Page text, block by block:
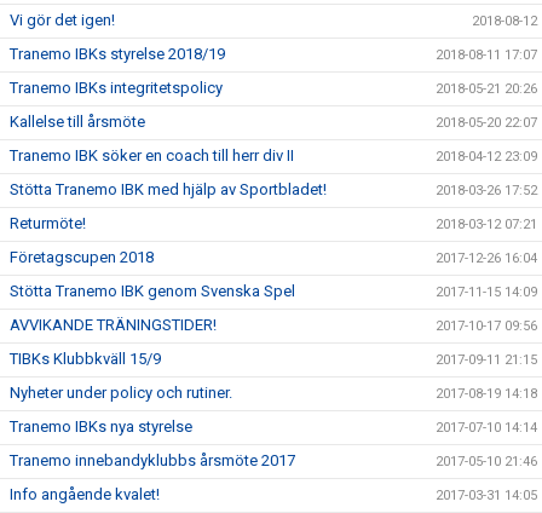
Vi gör det igen! 2018-08-12
Tranemo IBKs styrelse 2018/19 2018-08-11 17:07
Tranemo IBKs integritetspolicy 2018-05-21 20:26
Kallelse till årsmöte 2018-05-20 22:07
Tranemo IBK söker en coach till herr div II 2018-04-12 23:09
Stötta Tranemo IBK med hjälp av Sportbladet! 2018-03-26 17:52
Returmöte! 2018-03-12 07:21
Företagscupen 2018 2017-12-26 16:04
Stötta Tranemo IBK genom Svenska Spel 2017-11-15 14:09
AVVIKANDE TRÄNINGSTIDER! 2017-10-17 09:56
TIBKs Klubbkväll 15/9 2017-09-11 21:15
Nyheter under policy och rutiner. 2017-08-19 14:18
Tranemo IBKs nya styrelse 2017-07-10 14:14
Tranemo innebandyklubbs årsmöte 2017 2017-05-10 21:46
Info angående kvalet! 2017-03-31 14:05